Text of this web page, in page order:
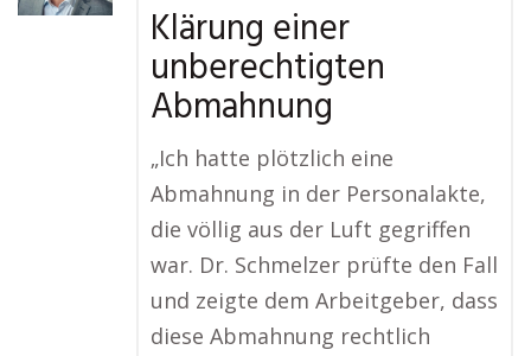
Klärung einer
unberechtigten
Abmahnung
„Ich hatte plötzlich eine
Abmahnung in der Personalakte,
die völlig aus der Luft gegriffen
war. Dr. Schmelzer prüfte den Fall
und zeigte dem Arbeitgeber, dass
diese Abmahnung rechtlich